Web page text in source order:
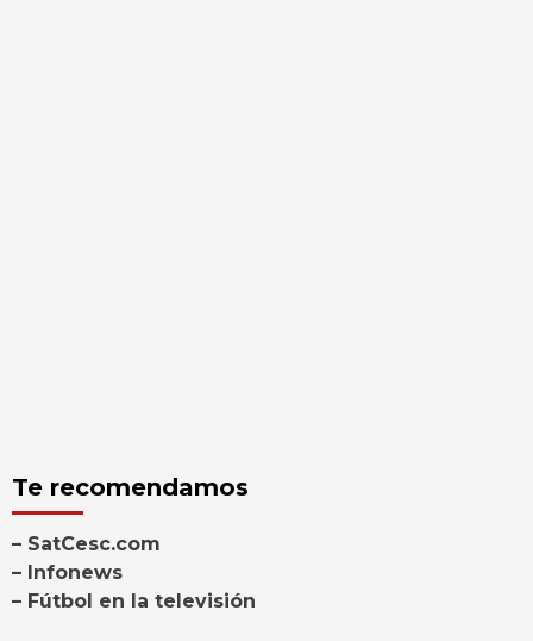
Te recomendamos
– SatCesc.com
– Infonews
– Fútbol en la televisión